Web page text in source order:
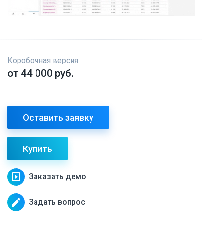
Коробочная версия
от 44 000 руб.
Оставить заявку
Купить
slideshow Заказать демо
edit Задать вопрос